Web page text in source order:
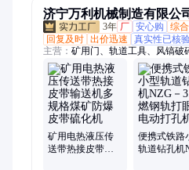
济宁万利机械制造有限公
3年 厂 安心购 综
回复及时 出价迅速 真实性已核
主营： 矿用门、轨道工具、风镐破
煤机、注浆机、皮带硫化机、洗靴
矿用电机车、皮带清扫器、皮带除
栏门、防溢裙板、挡尘帘、单体液
地辊、搅拌桶、料仓空气炮清堵器
矿用电热液压传
送带热接皮带输
便携式铁路
轨道钻孔机